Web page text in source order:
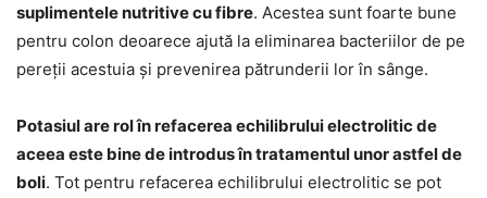
suplimentele nutritive cu fibre. Acestea sunt foarte bune
pentru colon deoarece ajută la eliminarea bacteriilor de pe
pereții acestuia și prevenirea pătrunderii lor în sânge.
Potasiul are rol în refacerea echilibrului electrolitic de
aceea este bine de introdus în tratamentul unor astfel de
boli. Tot pentru refacerea echilibrului electrolitic se pot